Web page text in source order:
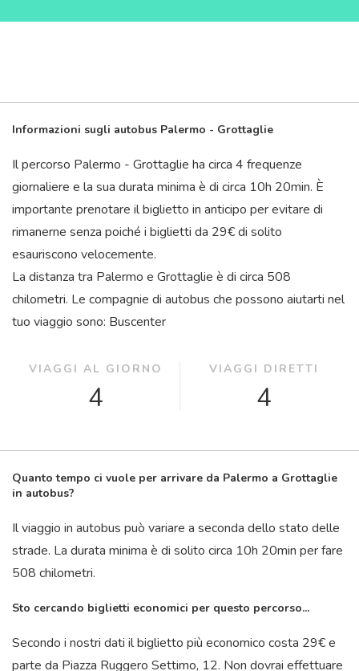
Informazioni sugli autobus Palermo - Grottaglie
Il percorso Palermo - Grottaglie ha circa 4 frequenze
giornaliere e la sua durata minima è di circa 10h 20min. È
importante prenotare il biglietto in anticipo per evitare di
rimanerne senza poiché i biglietti da 29€ di solito
esauriscono velocemente.
La distanza tra Palermo e Grottaglie è di circa 508
chilometri. Le compagnie di autobus che possono aiutarti nel
tuo viaggio sono: Buscenter
VIAGGI AL GIORNO
4
VIAGGI DIRETTI
4
Quanto tempo ci vuole per arrivare da Palermo a Grottaglie
in autobus?
Il viaggio in autobus può variare a seconda dello stato delle
strade. La durata minima è di solito circa 10h 20min per fare
508 chilometri.
Sto cercando biglietti economici per questo percorso...
Secondo i nostri dati il ​​biglietto più economico costa 29€ e
parte da Piazza Ruggero Settimo, 12. Non dovrai effettuare